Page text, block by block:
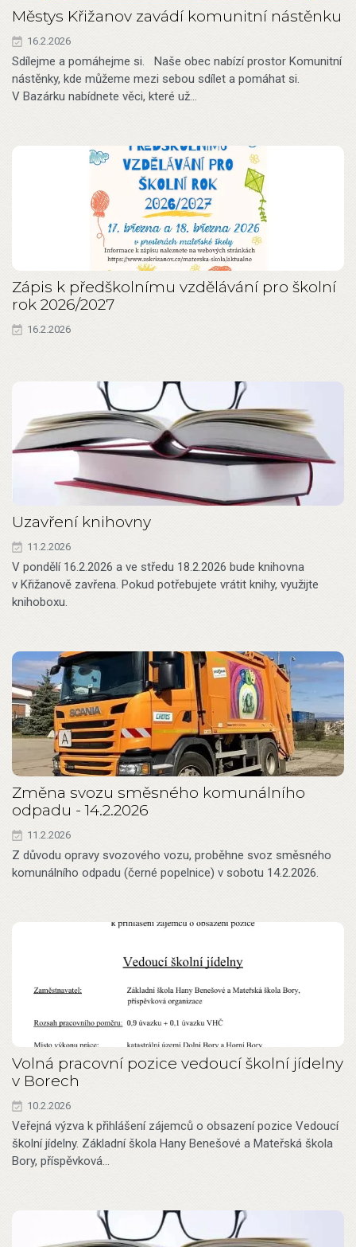
Městys Křižanov zavádí komunitní nástěnku
16.2.2026
Sdílejme a pomáhejme si. Naše obec nabízí prostor Komunitní
nástěnky, kde můžeme mezi sebou sdílet a pomáhat si.
V Bazárku nabídnete věci, které už…
Zápis k předškolnímu vzdělávání pro školní
rok 2026/2027
16.2.2026
Uzavření knihovny
11.2.2026
V pondělí 16.2.2026 a ve středu 18.2.2026 bude knihovna
v Křižanově zavřena. Pokud potřebujete vrátit knihy, využijte
knihoboxu.
Změna svozu směsného komunálního
odpadu - 14.2.2026
11.2.2026
Z důvodu opravy svozového vozu, proběhne svoz směsného
komunálního odpadu (černé popelnice) v sobotu 14.2.2026.
Volná pracovní pozice vedoucí školní jídelny
v Borech
10.2.2026
Veřejná výzva k přihlášení zájemců o obsazení pozice Vedoucí
školní jídelny. Základní škola Hany Benešové a Mateřská škola
Bory, příspěvková…